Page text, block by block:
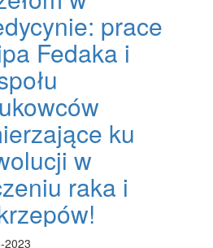
prace
Fedaka i
ku
w
raka i
2023